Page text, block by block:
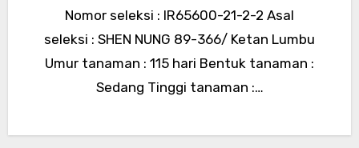
Nomor seleksi : IR65600-21-2-2 Asal
seleksi : SHEN NUNG 89-366/ Ketan Lumbu
Umur tanaman : 115 hari Bentuk tanaman :
Sedang Tinggi tanaman :…